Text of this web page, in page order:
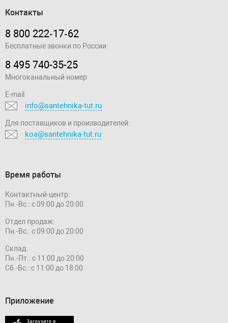
Контакты
8 800 222‑17‑62
Бесплатные звонки по России
8 495 740-35-25
Многоканальный номер
E-mail
info@santehnika-tut.ru
Для поставщиков и производителей:
koa@santehnika-tut.ru
Время работы
Контактный-центр:
Пн.-Вс.: с 09:00 до 20:00
Отдел продаж:
Пн.-Вс.: с 09:00 до 20:00
Склад:
Пн.-Пт.: с 11:00 до 20:00
Сб.-Вс.: с 11:00 до 18:00
Приложение